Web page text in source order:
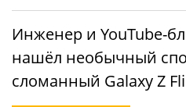
Инженер и YouTube-
нашёл необычный
сломанный Galaxy Z